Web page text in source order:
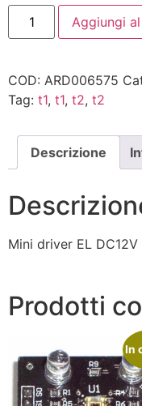
Aggiungi
COD: ARD006575
Tag: t1, t1, t2, t2
Descrizione
Mini driver EL DC12V
Prodotti
In